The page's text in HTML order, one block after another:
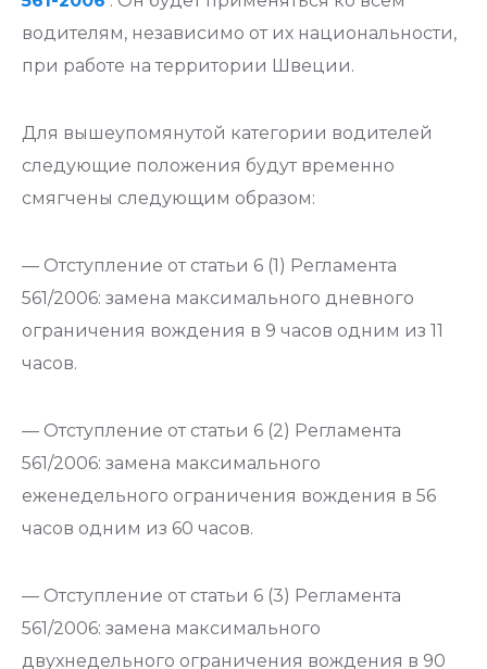
водителям, независимо от их национальности,
при работе на территории Швеции.
Для вышеупомянутой категории водителей
следующие положения будут временно
смягчены следующим образом:
— Отступление от статьи 6 (1) Регламента
561/2006: замена максимального дневного
ограничения вождения в 9 часов одним из 11
часов.
— Отступление от статьи 6 (2) Регламента
561/2006: замена максимального
еженедельного ограничения вождения в 56
часов одним из 60 часов.
— Отступление от статьи 6 (3) Регламента
561/2006: замена максимального
двухнедельного ограничения вождения в 90